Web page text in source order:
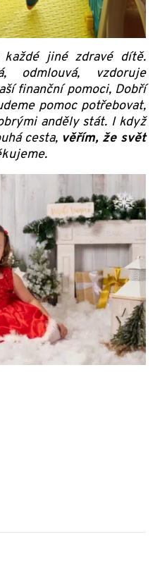
jiné zdravé dítě.
odmlouvá, vzdoruje
finanční pomoci, Dobří
pomoc potřebovat,
anděly stát. I když
cesta, věřím, že svět